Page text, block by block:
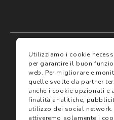
I miei preferiti
Assicurazioni
Servizi
Termini e
Termini
Utilizziamo i cookie
per garantire il buon
web. Per migliorare e
quelle svolte da partner
anche i cookie opzionali
finalità analitiche,
utilizzo dei social network.
attiveremo solamente i